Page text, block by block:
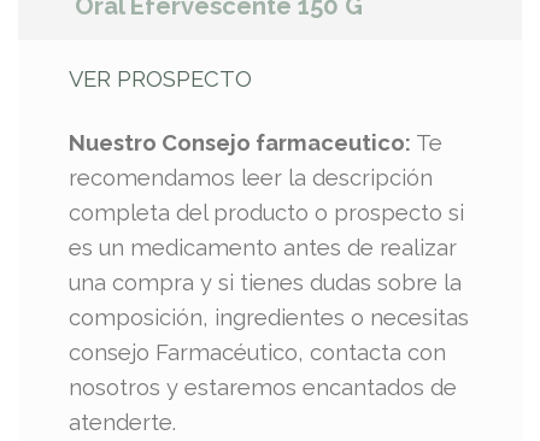
VER PROSPECTO
Nuestro Consejo farmaceutico: Te
recomendamos leer la descripción
completa del producto o prospecto si
es un medicamento antes de realizar
una compra y si tienes dudas sobre la
composición, ingredientes o necesitas
consejo Farmacéutico, contacta con
nosotros y estaremos encantados de
atenderte.